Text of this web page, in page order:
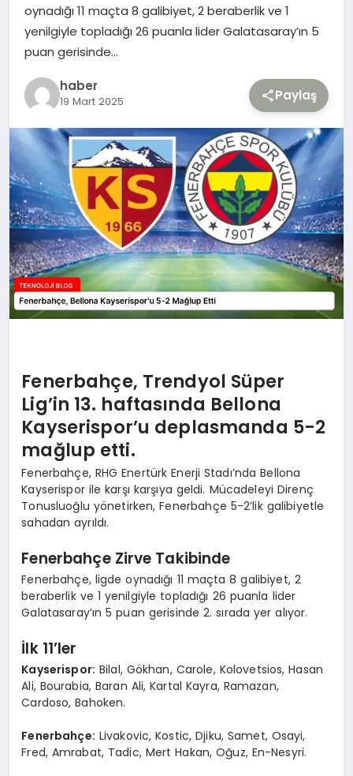
oynadığı 11 maçta 8 galibiyet, 2 beraberlik ve 1
yenilgiyle topladığı 26 puanla lider Galatasaray’ın 5
puan gerisinde…
haber
19 Mart 2025 Paylaş
Fenerbahçe, Trendyol Süper
Lig’in 13. haftasında Bellona
Kayserispor’u deplasmanda 5-2
mağlup etti.
Fenerbahçe, RHG Enertürk Enerji Stadı’nda Bellona
Kayserispor ile karşı karşıya geldi. Mücadeleyi Direnç
Tonusluoğlu yönetirken, Fenerbahçe 5-2’lik galibiyetle
sahadan ayrıldı.
Fenerbahçe Zirve Takibinde
Fenerbahçe, ligde oynadığı 11 maçta 8 galibiyet, 2
beraberlik ve 1 yenilgiyle topladığı 26 puanla lider
Galatasaray’ın 5 puan gerisinde 2. sırada yer alıyor.
İlk 11’ler
Kayserispor: Bilal, Gökhan, Carole, Kolovetsios, Hasan
Ali, Bourabia, Baran Ali, Kartal Kayra, Ramazan,
Cardoso, Bahoken.
Fenerbahçe: Livakovic, Kostic, Djiku, Samet, Osayi,
Fred, Amrabat, Tadic, Mert Hakan, Oğuz, En-Nesyri.